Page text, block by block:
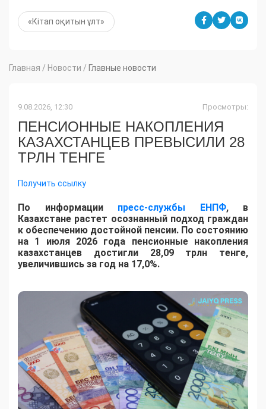
«Кітап оқитын ұлт»
Главная / Новости / Главные новости
9.08.2026, 12:30 Просмотры:
ПЕНСИОННЫЕ НАКОПЛЕНИЯ
КАЗАХСТАНЦЕВ ПРЕВЫСИЛИ 28
ТРЛН ТЕНГЕ
Получить ссылку
По информации пресс-службы ЕНПФ, в
Казахстане растет осознанный подход граждан
к обеспечению достойной пенсии. По состоянию
на 1 июля 2026 года пенсионные накопления
казахстанцев достигли 28,09 трлн тенге,
увеличившись за год на 17,0%.